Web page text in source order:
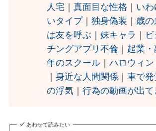
人宅 ｜真面目な性格
い
いタイプ｜独身偽装 歳
は友を呼ぶ ｜妹キャラ
チングアプリ不倫
起業・
年のスクール ｜ハロウィン
｜身近な人間関係 ｜車で発
の浮気 ｜行為の動画が出て
あわせて読みたい